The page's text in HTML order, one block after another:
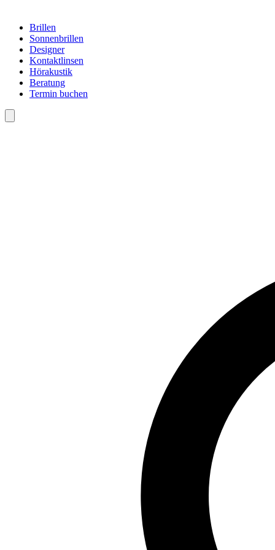
Brillen
Sonnenbrillen
Designer
Kontaktlinsen
Hörakustik
Beratung
Termin buchen